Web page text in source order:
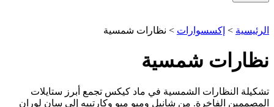
الرئيسية > إكسسوارات > نظارات شمسية
نظارات شمسية
تشكيلة النظارات الشمسية في ماد كيكس تجمع أبرز ستايلات
المصممين الفاخرة. من شانيل وميو ميو وكارتييه إلى سان لوران